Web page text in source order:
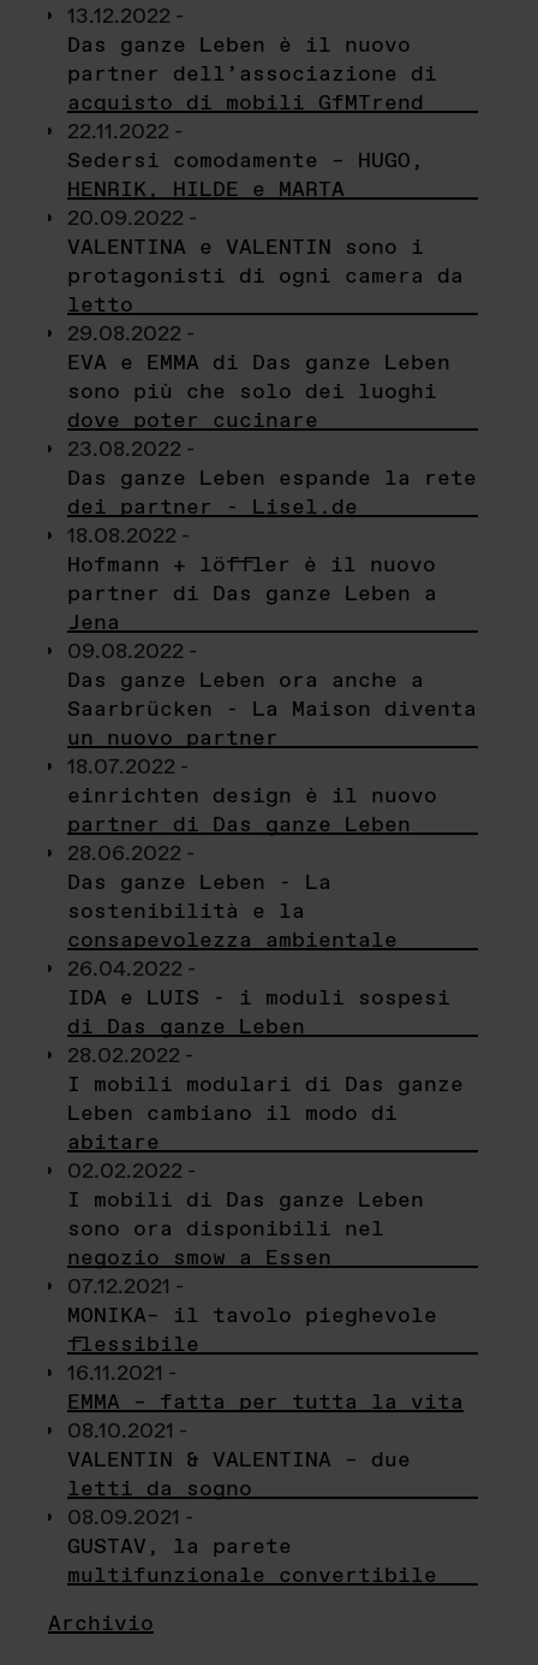
13.12.2022 -
Das ganze Leben è il nuovo
partner dell’associazione di
acquisto di mobili GfMTrend
22.11.2022 -
Sedersi comodamente – HUGO,
HENRIK, HILDE e MARTA
20.09.2022 -
VALENTINA e VALENTIN sono i
protagonisti di ogni camera da
letto
29.08.2022 -
EVA e EMMA di Das ganze Leben
sono più che solo dei luoghi
dove poter cucinare
23.08.2022 -
Das ganze Leben espande la rete
dei partner - Lisel.de
18.08.2022 -
Hofmann + löffler è il nuovo
partner di Das ganze Leben a
Jena
09.08.2022 -
Das ganze Leben ora anche a
Saarbrücken - La Maison diventa
un nuovo partner
18.07.2022 -
einrichten design è il nuovo
partner di Das ganze Leben
28.06.2022 -
Das ganze Leben - La
sostenibilità e la
consapevolezza ambientale
26.04.2022 -
IDA e LUIS - i moduli sospesi
di Das ganze Leben
28.02.2022 -
I mobili modulari di Das ganze
Leben cambiano il modo di
abitare
02.02.2022 -
I mobili di Das ganze Leben
sono ora disponibili nel
negozio smow a Essen
07.12.2021 -
MONIKA– il tavolo pieghevole
flessibile
16.11.2021 -
EMMA – fatta per tutta la vita
08.10.2021 -
VALENTIN & VALENTINA – due
letti da sogno
08.09.2021 -
GUSTAV, la parete
multifunzionale convertibile
Archivio